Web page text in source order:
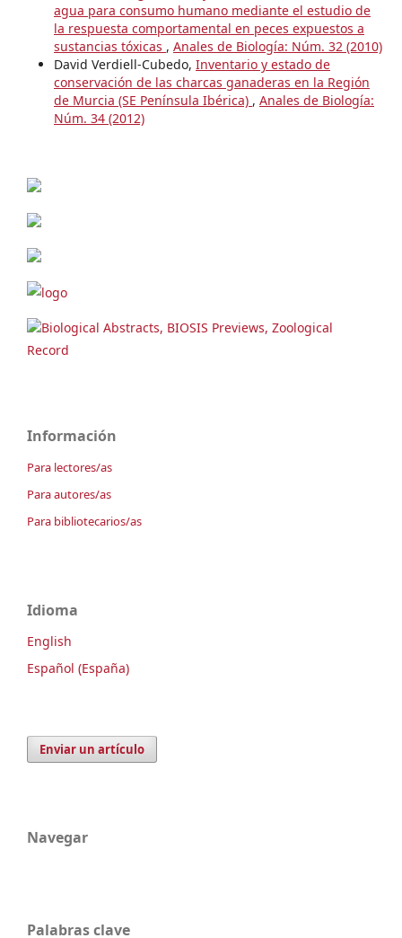
agua para consumo humano mediante el estudio de
la respuesta comportamental en peces expuestos a
sustancias tóxicas , Anales de Biología: Núm. 32 (2010)
David Verdiell-Cubedo, Inventario y estado de
conservación de las charcas ganaderas en la Región
de Murcia (SE Península Ibérica) , Anales de Biología:
Núm. 34 (2012)
Biological Abstracts, BIOSIS Previews, Zoological
Record
Información
Para lectores/as
Para autores/as
Para bibliotecarios/as
Idioma
English
Español (España)
Enviar un artículo
Navegar
Palabras clave